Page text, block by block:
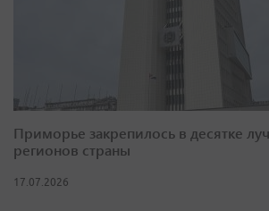
Приморье закрепилось в десятке
регионов страны
17.07.2026